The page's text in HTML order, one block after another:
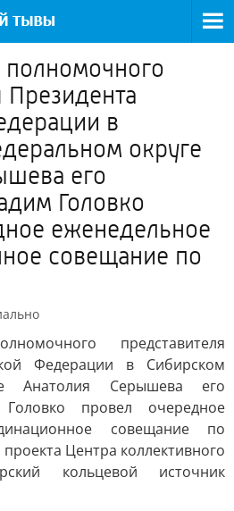
Президента
в
округе
его
Головко
еженедельное
совещание по
представителя
Федерации в Сибирском
Анатолия Серышева его
провел очередное
совещание по
Центра коллективного
кольцевой источник